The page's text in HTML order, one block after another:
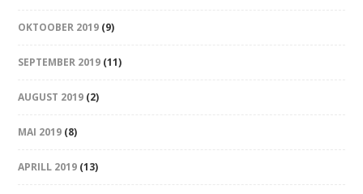
OKTOOBER 2019 (9)
SEPTEMBER 2019 (11)
AUGUST 2019 (2)
MAI 2019 (8)
APRILL 2019 (13)